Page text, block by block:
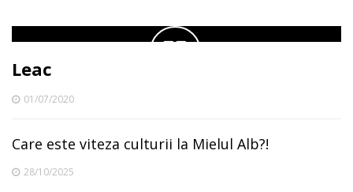
Leac
01/07/2020
Care este viteza culturii la Mielul Alb?!
28/10/2025